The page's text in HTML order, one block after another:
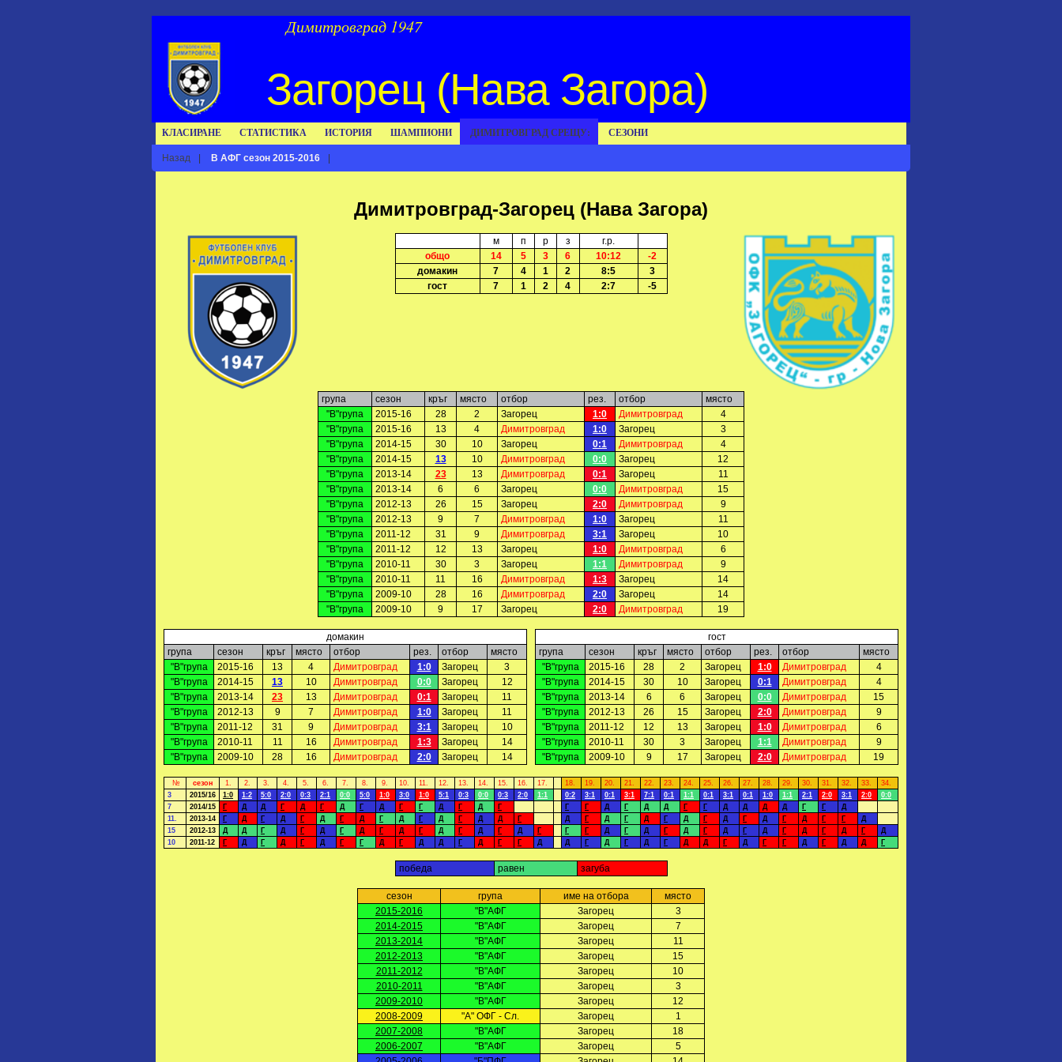
Димитровград 1947
Загорец (Нава Загора)
КЛАСИРАНЕ СТАТИСТИКА ИСТОРИЯ ШАМПИОНИ ДИМИТРОВГРАД СРЕЩУ:
Назад В АФГ сезон 2015-2016
СЕЗОНИ
Димитровград-Загорец (Нава Загора)
м п р з
г.р.
общо
14 5 3 6 10:12
-2
домакин
7 4 1 2 8:5
3
гост
7 1 2 4 2:7 -5
група сезон кръг място отбор рез. отбор
място
"В"група
2015-16 28 2 Загорец 1:0 Димитровград
4
"В"група
2015-16 13 4 Димитровград 1:0 Загорец
3
"В"група
2014-15 30 10 Загорец 0:1 Димитровград
4
"В"група
2014-15 13 10 Димитровград 0:0 Загорец
12
"В"група
2013-14 23 13 Димитровград 0:1 Загорец
11
"В"група
2013-14 6 6 Загорец 0:0 Димитровград
15
"В"група
2012-13 26 15 Загорец 2:0 Димитровград
9
"В"група
2012-13 9 7 Димитровград 1:0 Загорец
11
"В"група
2011-12 31 9 Димитровград 3:1 Загорец
10
"В"група
2011-12 12 13 Загорец 1:0 Димитровград
6
"В"група
2010-11 30 3 Загорец 1:1 Димитровград
9
"В"група
2010-11 11 16 Димитровград 1:3 Загорец
14
"В"група
2009-10 28 16 Димитровград 2:0 Загорец
14
"В"група
2009-10 9 17 Загорец 2:0 Димитровград 19
домакин
група
сезон кръг място отбор рез. отбор
място
"В"група
2015-16 13 4 Димитровград 1:0 Загорец
3
"В"група
2014-15 13 10 Димитровград 0:0 Загорец
12
"В"група
2013-14 23 13 Димитровград 0:1 Загорец
11
"В"група
2012-13 9 7 Димитровград 1:0 Загорец
11
"В"група
2011-12 31 9 Димитровград 3:1 Загорец
10
"В"група
2010-11 11 16 Димитровград 1:3 Загорец
14
"В"група
2009-10 28 16 Димитровград 2:0 Загорец 14
гост
група
сезон кръг място отбор рез. отбор
място
"В"група
2015-16 28 2 Загорец 1:0 Димитровград
4
"В"група
2014-15 30 10 Загорец 0:1 Димитровград
4
"В"група
2013-14 6 6 Загорец 0:0 Димитровград
15
"В"група
2012-13 26 15 Загорец 2:0 Димитровград
9
"В"група
2011-12 12 13 Загорец 1:0 Димитровград
6
"В"група
2010-11 30 3 Загорец 1:1 Димитровград
9
"В"група
2009-10 9 17 Загорец 2:0 Димитровград 19
№ сезон 1. 2. 3. 4. 5. 6. 7. 8. 9. 10. 11. 12. 13. 14. 15. 16. 17. 18. 19. 20. 21. 22. 23. 24. 25. 26. 27. 28. 29. 30. 31. 32. 33.
34.
3
2015/16 1:0 1:2 5:0 2:0 0:3 2:1 0:0 5:0 1:0 3:0 1:0 5:1 0:3 0:0 0:3 2:0 1:1 0:2 3:1 0:1 3:1 7:1 0:1 1:1 0:1 3:1 0:1 1:0 1:1 2:1 2:0 3:1 2:0
0:0
7
2014/15 Г Д Д Г Д Г Д Г Д Г Г Д Г Д Г Г Г Д Г Д Д Г Г Д Д Д Д Г Г
Д
11.
2013-14 Г Д Г Д Г Д Г Д Г Д Г Д Г Д Д Г Д Г Д Г Д Г Д Г Д Г Д Г Д Г Г
Д
15
2012-13 Д Д Г Д Г Д Г Д Г Д Г Д Г Д Г Д Г Г Г Д Г Д Г Д Г Д Г Д Г Д Г Д Г
Д
10
2011-12 Г Д Г Д Г Д Г Г Д Г Д Д Г Д Г Г Д Д Г Д Г Д Г Д Д Г Д Г Г Д Г Д Д Г
победа равен загуба
сезон група име на отбора
място
2015-2016
"В"АФГ Загорец
3
2014-2015
"В"АФГ Загорец
7
2013-2014
"В"АФГ Загорец
11
2012-2013
"В"АФГ Загорец
15
2011-2012
"В"АФГ Загорец
10
2010-2011
"В"АФГ Загорец
3
2009-2010
"В"АФГ Загорец
12
2008-2009
"А" ОФГ - Сл. Загорец
1
2007-2008
"В"АФГ Загорец
18
2006-2007
"В"АФГ Загорец
5